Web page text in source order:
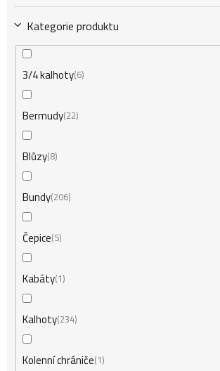
Kategorie produktu
3/4 kalhoty 6
Bermudy 22
Blůzy 8
Bundy 206
Čepice 5
Kabáty 1
Kalhoty 234
Kolenní chrániče 1